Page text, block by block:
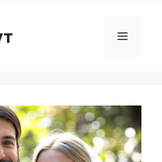
Menu